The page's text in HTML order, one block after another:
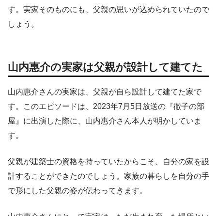
す。実家そのものにも、父親の思いが込められていたので
しょう。
山内惠介の実家は父親が設計して建てた
山内惠介さんの実家は、父親が自ら設計して建てた家で
す。このエピソードは、2023年7月5日放送の『徹子の部
屋』に出演した際に、山内惠介さん本人が明かしていま
す。
父親が建築士の資格を持っていたからこそ、自分の家を設
計することができたのでしょう。家族の暮らしを自分の手
で形にした父親の姿が伝わってきます。